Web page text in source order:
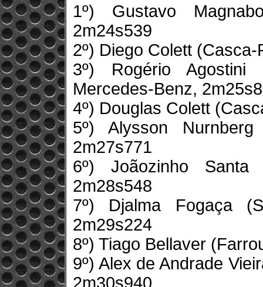
1º) Gustavo
2m24s539
2º) Diego Colett
3º) Rogério
Mercedes-Benz,
4º) Douglas Colett
5º) Alysson
2m27s771
6º) Joãozinho Santa
2m28s548
7º) Djalma Fogaça
2m29s224
8º) Tiago Bellaver
9º) Alex de Andrade
2m30s940